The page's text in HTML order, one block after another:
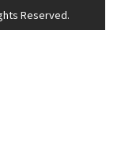
Reserved.